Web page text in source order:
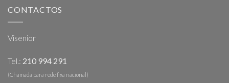
CONTACTOS
Visenior
Tel.: 210 994 291
(Chamada para rede fixa nacional)